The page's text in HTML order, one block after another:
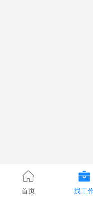
首页 找工